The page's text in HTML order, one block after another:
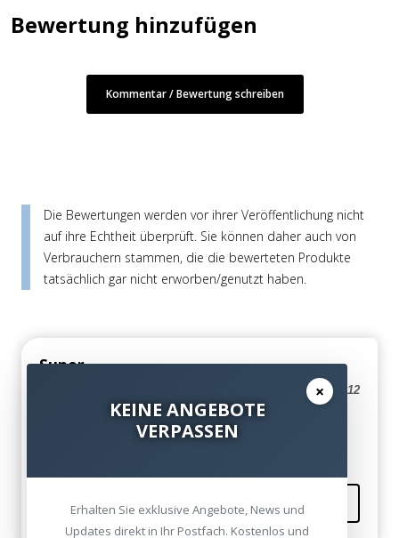
Bewertung hinzufügen
Kommentar / Bewertung schreiben
Die Bewertungen werden vor ihrer Veröffentlichung nicht
auf ihre Echtheit überprüft. Sie können daher auch von
Verbrauchern stammen, die die bewerteten Produkte
tatsächlich gar nicht erworben/genutzt haben.
Super
Magdalena Schroeder am 05. September 2012
Kommentieren
×
KEINE ANGEBOTE
VERPASSEN
Erhalten Sie exklusive Angebote, News und
Updates direkt in Ihr Postfach. Kostenlos und